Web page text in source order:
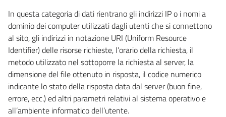
In questa categoria di dati rientrano gli indirizzi IP o i nomi a
dominio dei computer utilizzati dagli utenti che si connettono
al sito, gli indirizzi in notazione URI (Uniform Resource
Identifier) delle risorse richieste, l’orario della richiesta, il
metodo utilizzato nel sottoporre la richiesta al server, la
dimensione del file ottenuto in risposta, il codice numerico
indicante lo stato della risposta data dal server (buon fine,
errore, ecc.) ed altri parametri relativi al sistema operativo e
all’ambiente informatico dell’utente.